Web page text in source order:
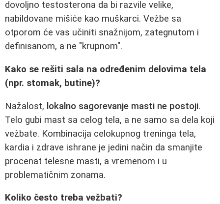
dovoljno testosterona da bi razvile velike,
nabildovane mišiće kao muškarci. Vežbe sa
otporom će vas učiniti snažnijom, zategnutom i
definisanom, a ne "krupnom".
Kako se rešiti sala na određenim delovima tela
(npr. stomak, butine)?
Nažalost, lokalno sagorevanje masti ne postoji.
Telo gubi mast sa celog tela, a ne samo sa dela koji
vežbate. Kombinacija celokupnog treninga tela,
kardia i zdrave ishrane je jedini način da smanjite
procenat telesne masti, a vremenom i u
problematičnim zonama.
Koliko često treba vežbati?